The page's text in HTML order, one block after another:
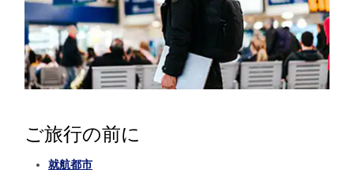
ご旅行の前に
就航都市